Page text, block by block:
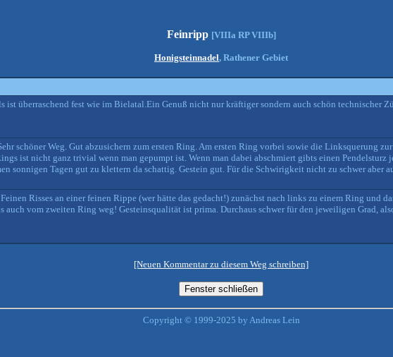
Feinripp [VIIIa RP VIIIb]
Honigsteinnadel, Rathener Gebiet
ist überraschend fest wie im Bielatal.Ein Genuß nicht nur kräftiger sondern auch schön technischer
schöner Weg. Gut abzusichern zum ersten Ring. Am ersten Ring vorbei sowie die Linksquerung
ist nicht ganz trivial wenn man gepumpt ist. Wenn man dabei abschmiert gibts einen Pendelsturz
sonnigen Tagen gut zu klettern da schattig. Gestein gut. Für die Schwirigkeit nicht zu schwer aber
Risses an einer feinen Rippe (wer hätte das gedacht!) zunächst nach links zu einem Ring und
auch vom zweiten Ring weg! Gesteinsqualität ist prima. Durchaus schwer für den jeweiligen Grad,
[Neuen Kommentar zu diesem Weg schreiben]
Copyright © 1999-2025 by Andreas Lein